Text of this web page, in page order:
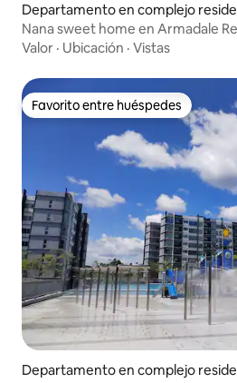
Departamento en complejo
hing
Nana sweet home en Armadale
Valor · Ubicación · Vistas
Favorito entre huéspedes
Favorito entre huéspedes
Departamento en complejo